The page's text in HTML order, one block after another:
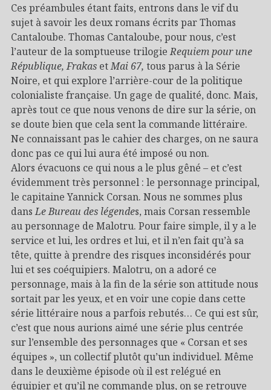
Ces préambules étant faits, entrons dans le vif du
sujet à savoir les deux romans écrits par Thomas
Cantaloube. Thomas Cantaloube, pour nous, c’est
l’auteur de la somptueuse trilogie Requiem pour une
République, Frakas et Mai 67, tous parus à la Série
Noire, et qui explore l’arrière-cour de la politique
colonialiste française. Un gage de qualité, donc. Mais,
après tout ce que nous venons de dire sur la série, on
se doute bien que cela sent la commande littéraire.
Ne connaissant pas le cahier des charges, on ne saura
donc pas ce qui lui aura été imposé ou non.
Alors évacuons ce qui nous a le plus gêné – et c’est
évidemment très personnel : le personnage principal,
le capitaine Yannick Corsan. Nous ne sommes plus
dans Le Bureau des légendes, mais Corsan ressemble
au personnage de Malotru. Pour faire simple, il y a le
service et lui, les ordres et lui, et il n’en fait qu’à sa
tête, quitte à prendre des risques inconsidérés pour
lui et ses coéquipiers. Malotru, on a adoré ce
personnage, mais à la fin de la série son attitude nous
sortait par les yeux, et en voir une copie dans cette
série littéraire nous a parfois rebutés… Ce qui est sûr,
c’est que nous aurions aimé une série plus centrée
sur l’ensemble des personnages que « Corsan et ses
équipes », un collectif plutôt qu’un individuel. Même
dans le deuxième épisode où il est relégué en
équipier et qu’il ne commande plus, on se retrouve